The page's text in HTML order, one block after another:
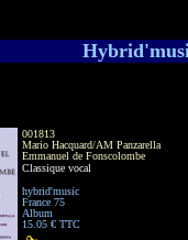
001813
Mario Hacquard/AM Panzarella
Emmanuel de Fonscolombe
Classique vocal
hybrid'music
France 75
Album
15.05 € TTC